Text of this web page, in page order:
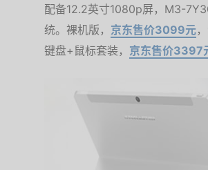
配备12.2英寸1080p屏，M3-
统。裸机版， 京东售价3099元
键盘+鼠标套装， 京东售价3397